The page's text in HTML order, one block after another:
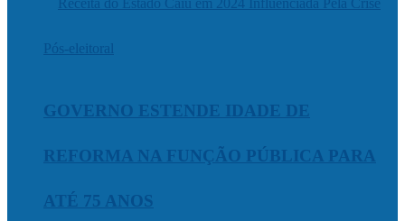
GOVERNO ESTENDE IDADE DE
REFORMA NA FUNÇÃO PÚBLICA PARA
ATÉ 75 ANOS